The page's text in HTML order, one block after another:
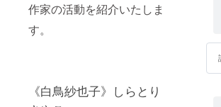
作家の活動を紹介いたしま
す。
《白鳥紗也子》しらとり